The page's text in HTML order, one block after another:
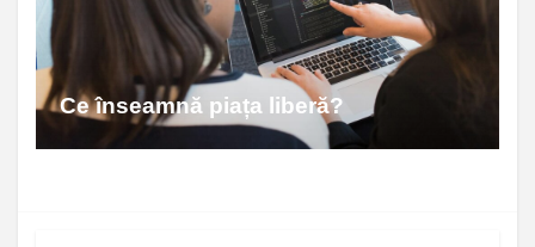
Ce înseamnă piața liberă?